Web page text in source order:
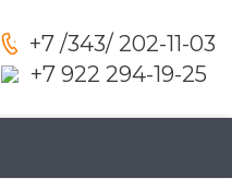
+7 /343/ 202-11-03
+7 922 294-19-25